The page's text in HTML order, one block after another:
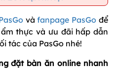
vàfanpage PasGo để
thực và ưu đãi hấp dẫn
tác của PasGo nhé!
đặt bàn ăn online nhanh